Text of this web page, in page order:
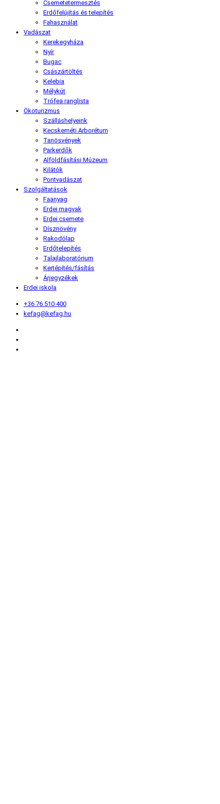
Csemetetermesztés
Erdőfelújítás és telepítés
Fahasználat
Vadászat
Kerekegyháza
Nyír
Bugac
Császártöltés
Kelebia
Mélykút
Trófea ranglista
Ökoturizmus
Szálláshelyeink
Kecskeméti Arborétum
Tanösvények
Parkerdők
Alföldfásítási Múzeum
Kilátók
Pontvadászat
Szolgáltatások
Faanyag
Erdei magvak
Erdei csemete
Dísznövény
Rakodólap
Erdőtelepítés
Talajlaboratórium
Kertépítés/fásítás
Árjegyzékek
Erdei iskola
+36 76 510 400
kefag@kefag.hu